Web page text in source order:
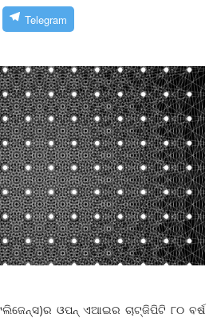
Telegram
ଓପନ୍ ଏଆଇର ଚାଟ୍‌ଜିପିଟି ୮୦ ବର୍ଷ